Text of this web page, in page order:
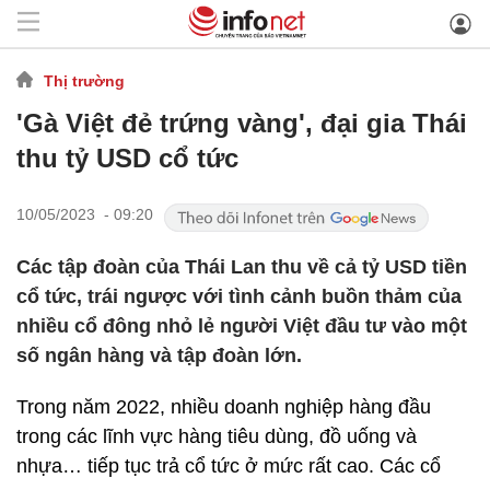
Thị trường
'Gà Việt đẻ trứng vàng', đại gia Thái
thu tỷ USD cổ tức
10/05/2023 - 09:20
Các tập đoàn của Thái Lan thu về cả tỷ USD tiền
cổ tức, trái ngược với tình cảnh buồn thảm của
nhiều cổ đông nhỏ lẻ người Việt đầu tư vào một
số ngân hàng và tập đoàn lớn.
Trong năm 2022, nhiều doanh nghiệp hàng đầu
trong các lĩnh vực hàng tiêu dùng, đồ uống và
nhựa… tiếp tục trả cổ tức ở mức rất cao. Các cổ